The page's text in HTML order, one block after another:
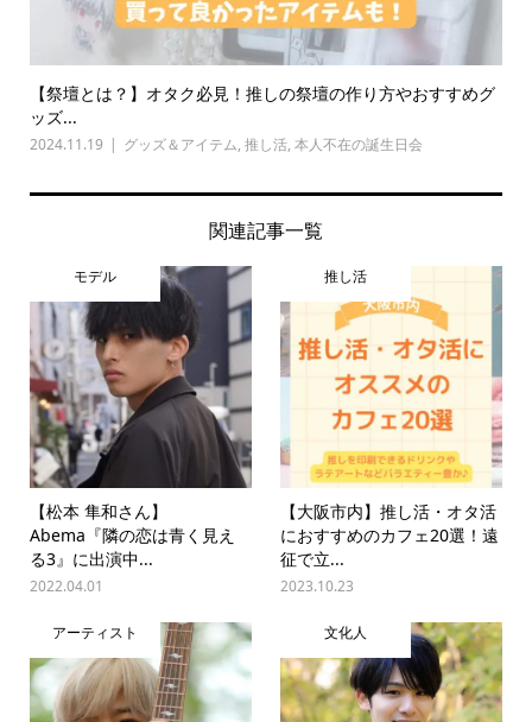
【祭壇とは？】オタク必見！推しの祭壇の作り方やおすすめグ
ッズ...
2024.11.19 グッズ＆アイテム, 推し活, 本人不在の誕生日会
関連記事一覧
モデル
【松本 隼和さん】
Abema『隣の恋は青く見え
る3』に出演中...
2022.04.01
推し活
【大阪市内】推し活・オタ活
におすすめのカフェ20選！遠
征で立...
2023.10.23
アーティスト 文化人